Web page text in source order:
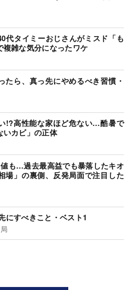
代タイミーおじさんがミスド「も
雑な気分になったワケ
たら、真っ先にやめるべき習慣・
!?高性能な家ほど危ない…酷暑で
いカビ」の正体
値も…過去最高益でも暴落したキオ
場」の裏側、反発局面で注目した
にすべきこと・ベスト1